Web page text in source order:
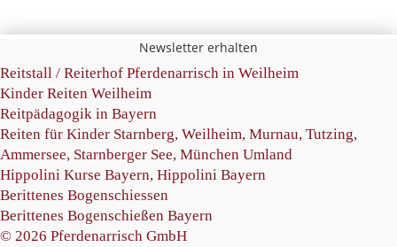
Newsletter erhalten
Reitstall / Reiterhof Pferdenarrisch in Weilheim
Kinder Reiten Weilheim
Reitpädagogik in Bayern
Reiten für Kinder Starnberg, Weilheim, Murnau, Tutzing,
Ammersee, Starnberger See, München Umland
Hippolini Kurse Bayern, Hippolini Bayern
Berittenes Bogenschiessen
Berittenes Bogenschießen Bayern
© 2026 Pferdenarrisch GmbH